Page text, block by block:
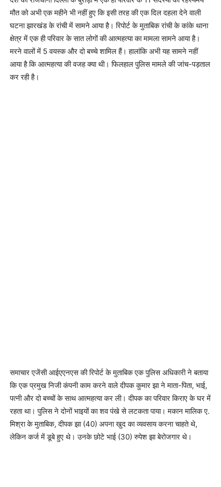
मौत को अभी एक महीने भी नहीं हुए कि इसी तरह की एक दिल दहला देने वाली
घटना झारखंड के रांची में सामने आया है। रिपोर्ट के मुताबिक रांची के कांके थाना
क्षेत्र में एक ही परिवार के सात लोगों की आत्महत्या का मामला सामने आया है।
मरने वालों में 5 वयस्क और दो बच्चे शामिल हैं। हालांकि अभी यह सामने नहीं
आया है कि आत्महत्या की वजह क्या थी। फिलहाल पुलिस मामले की जांच-पड़ताल
कर रही है।
समाचार एजेंसी आईएएनएस की रिपोर्ट के मुताबिक एक पुलिस अधिकारी ने बताया
कि एक प्रमुख निजी कंपनी काम करने वाले दीपक कुमार झा ने माता-पिता, भाई,
पत्नी और दो बच्चों के साथ आत्महत्या कर ली। दीपक का परिवार किराए के घर में
रहता था। पुलिस ने दोनों भाइयों का शव पंखे से लटकता पाया। मकान मालिक ए.
मिश्रा के मुताबिक, दीपक झा (40) अपना खुद का व्यवसाय करना चाहते थे,
लेकिन कर्ज में डूबे हुए थे। उनके छोटे भाई (30) रुपेश झा बेरोजगार थे।